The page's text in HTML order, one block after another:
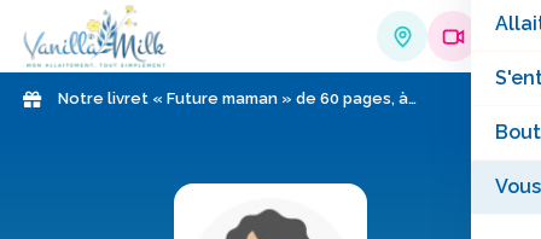
Notre livret « Future maman » de 60 pages, à